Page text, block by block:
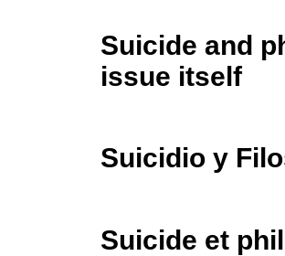
Suicide and
issue itself
Suicidio y
Suicide et